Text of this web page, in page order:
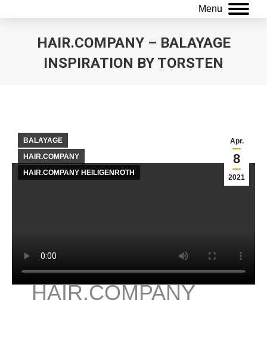
Menu
HAIR.COMPANY – BALAYAGE
INSPIRATION BY TORSTEN
Apr.
8
2021
BALAYAGE
HAIR.COMPANY
HAIR.COMPANY HEILIGENROTH
HAIR.COMPANY